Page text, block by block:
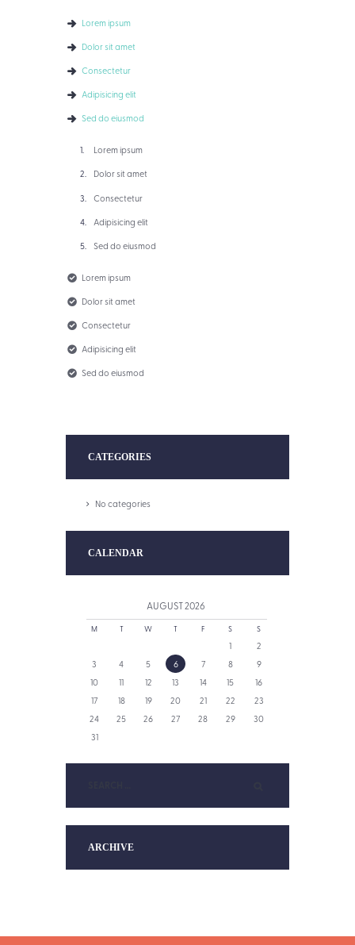
Lorem ipsum
Dolor sit amet
Consectetur
Adipisicing elit
Sed do eiusmod
Lorem ipsum
Dolor sit amet
Consectetur
Adipisicing elit
Sed do eiusmod
Lorem ipsum
Dolor sit amet
Consectetur
Adipisicing elit
Sed do eiusmod
CATEGORIES
No categories
CALENDAR
AUGUST2026
M T W T F S S
1
2
3
4 5 6 7 8
9
10
11 12 13 14 15
16
17
18 19 20 21 22
23
24
25 26 27 28 29
30
31
ARCHIVE